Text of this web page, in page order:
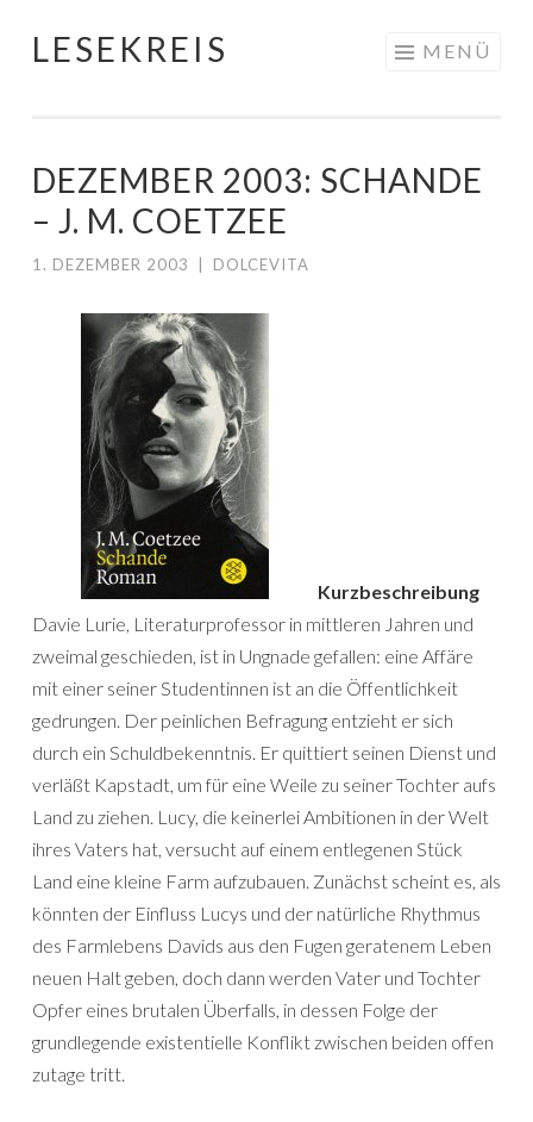
Springe
LESEKREIS MENÜ
DEZEMBER 2003: SCHANDE
– J. M. COETZEE
1. DEZEMBER 2003 DOLCEVITA
Kurzbeschreibung
Davie Lurie, Literaturprofessor in mittleren Jahren und
zweimal geschieden, ist in Ungnade gefallen: eine Affäre
mit einer seiner Studentinnen ist an die Öffentlichkeit
gedrungen. Der peinlichen Befragung entzieht er sich
durch ein Schuldbekenntnis. Er quittiert seinen Dienst und
verläßt Kapstadt, um für eine Weile zu seiner Tochter aufs
Land zu ziehen. Lucy, die keinerlei Ambitionen in der Welt
ihres Vaters hat, versucht auf einem entlegenen Stück
Land eine kleine Farm aufzubauen. Zunächst scheint es, als
könnten der Einfluss Lucys und der natürliche Rhythmus
des Farmlebens Davids aus den Fugen geratenem Leben
neuen Halt geben, doch dann werden Vater und Tochter
Opfer eines brutalen Überfalls, in dessen Folge der
grundlegende existentielle Konflikt zwischen beiden offen
zutage tritt.